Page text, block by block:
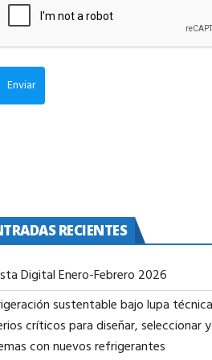
Enviar
RECIENTES
Digital Enero-Febrero 2026
sustentable bajo lupa
críticos para diseñar, seleccionar
con nuevos refrigerantes